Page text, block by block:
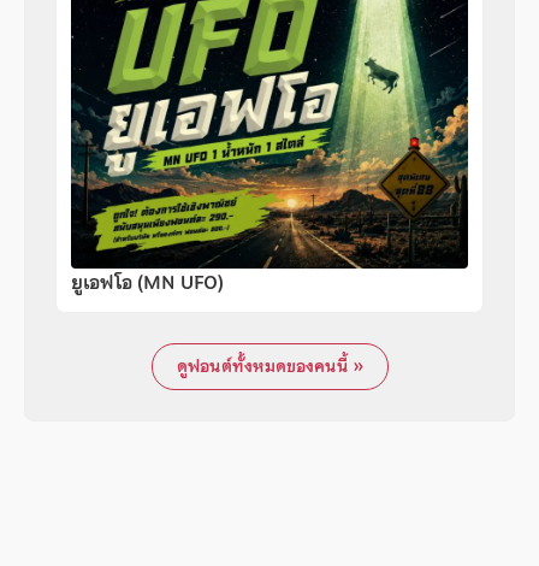
ยูเอฟโอ (MN UFO)
ดูฟอนต์ทั้งหมดของคนนี้ »